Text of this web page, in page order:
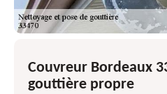
Couvreur Bordeaux
gouttière propre